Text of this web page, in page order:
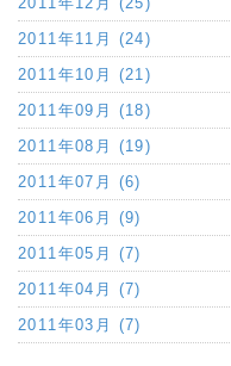
2011年11月 (24)
2011年10月 (21)
2011年09月 (18)
2011年08月 (19)
2011年07月 (6)
2011年06月 (9)
2011年05月 (7)
2011年04月 (7)
2011年03月 (7)